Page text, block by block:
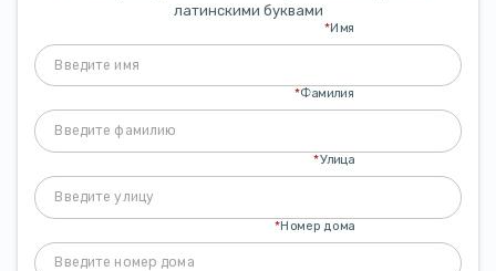
латинскими буквами
Имя
*
Фамилия
*
Улица
*
Номер дома
*